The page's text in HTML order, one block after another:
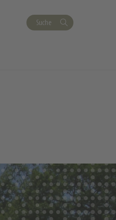
Suche